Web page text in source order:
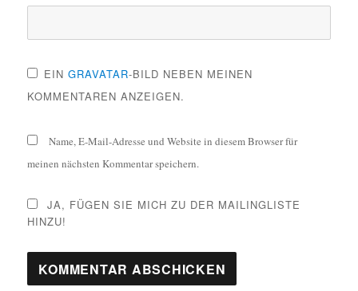
EIN GRAVATAR-BILD NEBEN MEINEN
KOMMENTAREN ANZEIGEN.
Name, E-Mail-Adresse und Website in diesem Browser für
meinen nächsten Kommentar speichern.
JA, FÜGEN SIE MICH ZU DER MAILINGLISTE
HINZU!